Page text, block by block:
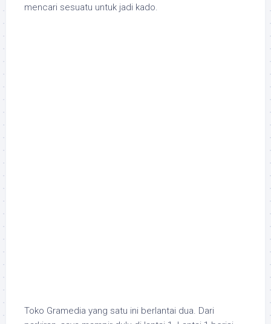
mencari sesuatu untuk jadi kado.
Toko Gramedia yang satu ini berlantai dua. Dari